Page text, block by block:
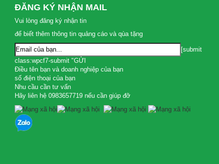
ĐĂNG KÝ NHẬN MAIL
Vui lòng đăng ký nhận tin
để biết thêm thông tin quảng cáo và qùa tặng
[submit
class:wpcf7-submit "GỬI
Điều tên bạn và doanh nghiệp của bạn
số điện thoại của bạn
Nhu cầu cần tư vấn
Hãy liên hệ 0983657719 nếu cần giúp đỡ